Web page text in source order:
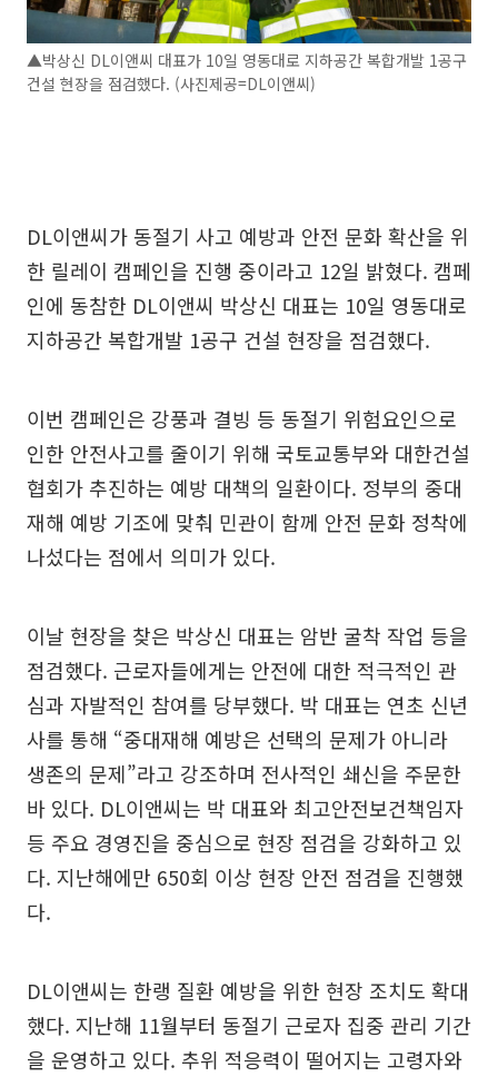
▲박상신 DL이앤씨 대표가 10일 영동대로 지하공간 복합개발 1공구
건설 현장을 점검했다. (사진제공=DL이앤씨)
DL이앤씨가 동절기 사고 예방과 안전 문화 확산을 위
한 릴레이 캠페인을 진행 중이라고 12일 밝혔다. 캠페
인에 동참한 DL이앤씨 박상신 대표는 10일 영동대로
지하공간 복합개발 1공구 건설 현장을 점검했다.
이번 캠페인은 강풍과 결빙 등 동절기 위험요인으로
인한 안전사고를 줄이기 위해 국토교통부와 대한건설
협회가 추진하는 예방 대책의 일환이다. 정부의 중대
재해 예방 기조에 맞춰 민관이 함께 안전 문화 정착에
나섰다는 점에서 의미가 있다.
이날 현장을 찾은 박상신 대표는 암반 굴착 작업 등을
점검했다. 근로자들에게는 안전에 대한 적극적인 관
심과 자발적인 참여를 당부했다. 박 대표는 연초 신년
사를 통해 “중대재해 예방은 선택의 문제가 아니라
생존의 문제”라고 강조하며 전사적인 쇄신을 주문한
바 있다. DL이앤씨는 박 대표와 최고안전보건책임자
등 주요 경영진을 중심으로 현장 점검을 강화하고 있
다. 지난해에만 650회 이상 현장 안전 점검을 진행했
다.
DL이앤씨는 한랭 질환 예방을 위한 현장 조치도 확대
했다. 지난해 11월부터 동절기 근로자 집중 관리 기간
을 운영하고 있다. 추위 적응력이 떨어지는 고령자와